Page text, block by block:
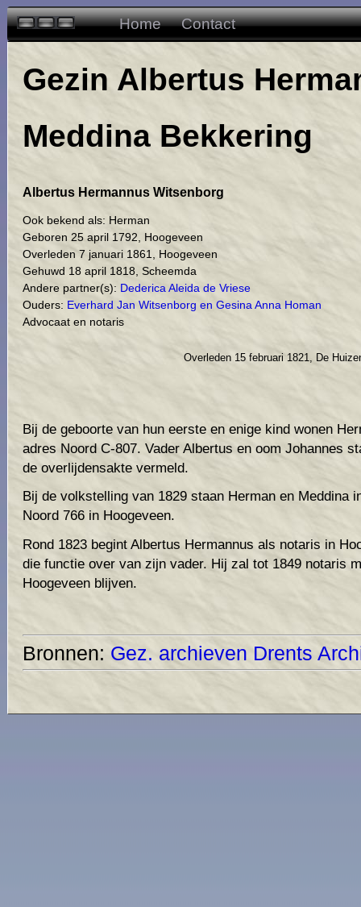
Home Contact
Gezin Albertus
Meddina Bekkering
Albertus Hermannus Witsenborg
Ook bekend als: Herman
Geboren 25 april 1792, Hoogeveen
Overleden 7 januari 1861, Hoogeveen
Gehuwd 18 april 1818, Scheemda
Andere partner(s): Dederica Aleida de Vriese
Ouders: Everhard Jan Witsenborg en Gesina Anna Homan
Advocaat en notaris
Overleden 15 februari 1821, De
Bij de geboorte van hun eerste en enige kind wonen
adres Noord C-807. Vader Albertus en oom Johannes
de overlijdensakte vermeld.
Bij de volkstelling van 1829 staan Herman en Meddina
Noord 766 in Hoogeveen.
Rond 1823 begint Albertus Hermannus als notaris in
die functie over van zijn vader. Hij zal tot 1849 notaris
Hoogeveen blijven.
Bronnen: Gez. archieven Drents